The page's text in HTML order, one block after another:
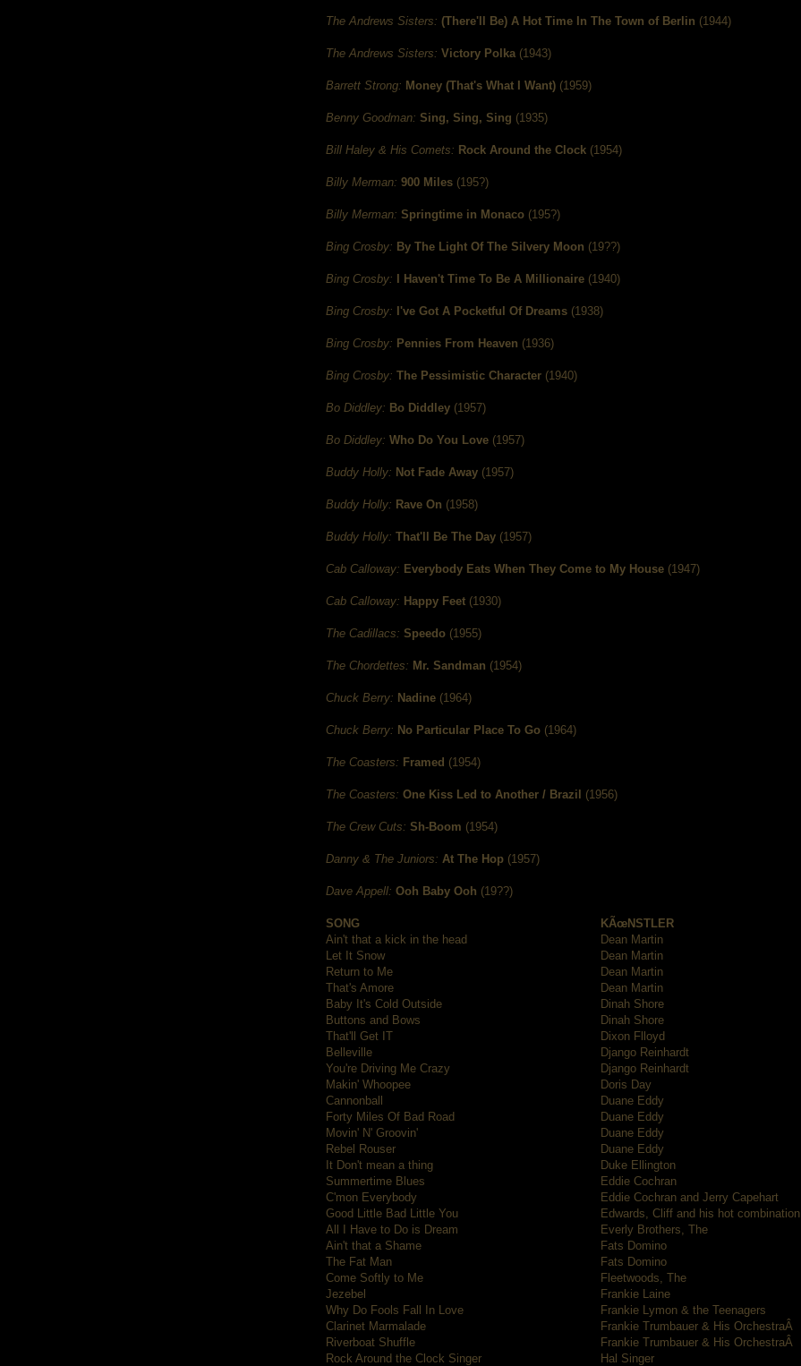
The Andrews Sisters: (There'll Be) A Hot Time In The Town of Berlin (1944)
The Andrews Sisters: Victory Polka (1943)
Barrett Strong: Money (That's What I Want) (1959)
Benny Goodman: Sing, Sing, Sing (1935)
Bill Haley & His Comets: Rock Around the Clock (1954)
Billy Merman: 900 Miles (195?)
Billy Merman: Springtime in Monaco (195?)
Bing Crosby: By The Light Of The Silvery Moon (19??)
Bing Crosby: I Haven't Time To Be A Millionaire (1940)
Bing Crosby: I've Got A Pocketful Of Dreams (1938)
Bing Crosby: Pennies From Heaven (1936)
Bing Crosby: The Pessimistic Character (1940)
Bo Diddley: Bo Diddley (1957)
Bo Diddley: Who Do You Love (1957)
Buddy Holly: Not Fade Away (1957)
Buddy Holly: Rave On (1958)
Buddy Holly: That'll Be The Day (1957)
Cab Calloway: Everybody Eats When They Come to My House (1947)
Cab Calloway: Happy Feet (1930)
The Cadillacs: Speedo (1955)
The Chordettes: Mr. Sandman (1954)
Chuck Berry: Nadine (1964)
Chuck Berry: No Particular Place To Go (1964)
The Coasters: Framed (1954)
The Coasters: One Kiss Led to Another / Brazil (1956)
The Crew Cuts: Sh-Boom (1954)
Danny & The Juniors: At The Hop (1957)
Dave Appell: Ooh Baby Ooh (19??)
SONG
KÃœNSTLER
Ain't that a kick in the head
Dean Martin
Let It Snow
Dean Martin
Return to Me
Dean Martin
That's Amore
Dean Martin
Baby It's Cold Outside
Dinah Shore
Buttons and Bows
Dinah Shore
That'll Get IT
Dixon Flloyd
Belleville
Django Reinhardt
You're Driving Me Crazy
Django Reinhardt
Makin' Whoopee
Doris Day
Cannonball
Duane Eddy
Forty Miles Of Bad Road
Duane Eddy
Movin' N' Groovin'
Duane Eddy
Rebel Rouser
Duane Eddy
It Don't mean a thing
Duke Ellington
Summertime Blues
Eddie Cochran
C'mon Everybody
Eddie Cochran and Jerry Capehart
Good Little Bad Little You
Edwards, Cliff and his hot combination
All I Have to Do is Dream
Everly Brothers, The
Ain't that a Shame
Fats Domino
The Fat Man
Fats Domino
Come Softly to Me
Fleetwoods, The
Jezebel
Frankie Laine
Why Do Fools Fall In Love
Frankie Lymon & the Teenagers
Clarinet Marmalade
Frankie Trumbauer & His OrchestraÂ
Riverboat Shuffle
Frankie Trumbauer & His OrchestraÂ
Rock Around the Clock Singer
Hal Singer